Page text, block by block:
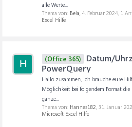
alle Werte...
Thema von: Bela 4. Februar 2024 , 1
Excel Hilfe
H (Office 365)
Datum/
PowerQuery
Hallo zusammen, ich brauche eure
Möglichkeit bei folgendem Format
ganze...
Thema von: Hannes182 31. Januar
Microsoft Excel Hilfe